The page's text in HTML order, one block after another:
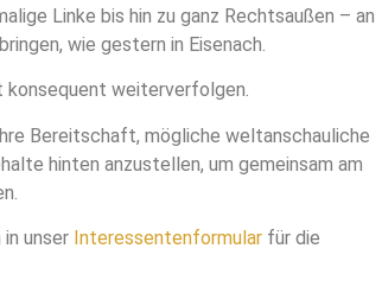
Linke bis hin zu ganz Rechtsaußen – an
wie gestern in Eisenach.
weiterverfolgen.
Bereitschaft, mögliche weltanschauliche
hinten anzustellen, um gemeinsam am
unser Interessentenformular für die